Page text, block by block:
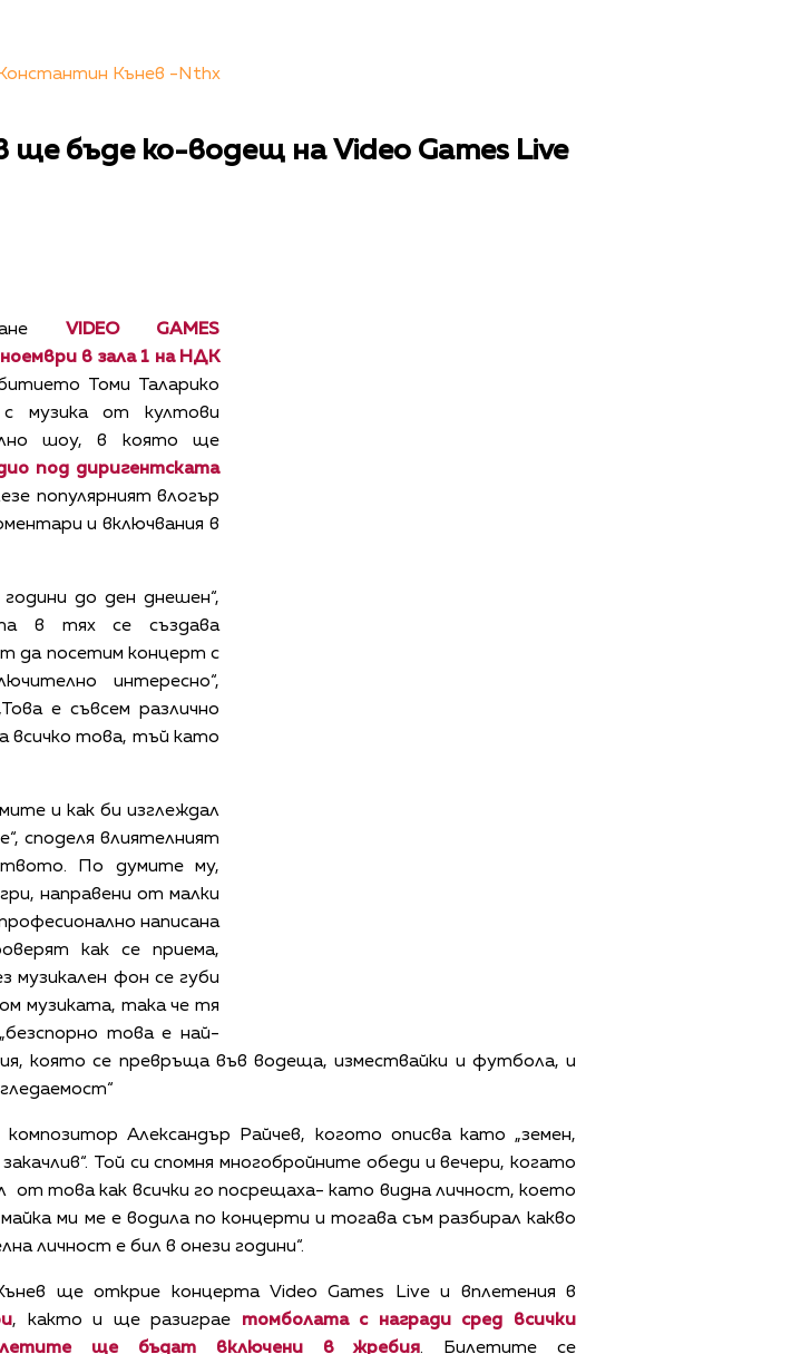
Кънев -Nthx
ще бъде ко-водещ на Video Games Live
VIDEO GAMES
в зала 1 на НДК
Томи Таларико
музика от култови
шоу, в която ще
под диригентската
популярният влогър
и включвания в
до ден днешен“,
в тях се създава
да посетим концерт с
интересно“,
е съвсем различно
всичко това, тъй като
и как би изглеждал
споделя влиятелният
По думите му,
направени от малки
написана
как се приема,
музикален фон се губи
музиката, така че тя
това е най-
която се превръща във водеща, измествайки и футбола, и
Александър Райчев, когото описва като „земен,
Той си спомня многобройните обеди и вечери, когато
от това как всички го посрещаха- като видна личност, което
ми ме е водила по концерти и тогава съм разбирал какво
личност е бил в онези години“.
ще открие концерта Video Games Live и вплетения в
, както и ще разиграе томболата с награди сред всички
ще бъдат включени в жребия. Билетите се